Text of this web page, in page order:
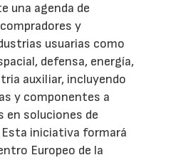
una agenda de
y
usuarias como
defensa, energía,
auxiliar, incluyendo
y componentes a
en soluciones de
iniciativa formará
Europeo de la